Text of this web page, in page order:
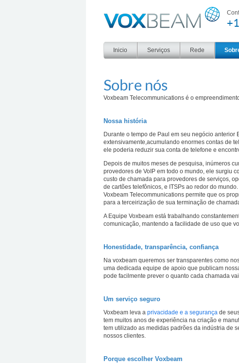
Inicio Serviços Rede
Sobre nós
Voxbeam Telecommunications é o
Nossa história
Durante o tempo de Paul em seu negócio anterior
extensivamente,acumulando enormes contas de
ele poderia reduzir sua conta de telefone e
Depois de muitos meses de pesquisa, inúmeros
provedores de VoIP em todo o mundo, ele surgiu
custo de chamada para provedores de serviços,
de cartões telefônicos, e ITSPs ao redor do
Voxbeam Telecommunications permite que os
para a terceirização de sua terminação de
A Equipe Voxbeam está trabalhando
comunicação, mantendo a facilidade de uso que
Honestidade, transparência, confiança
Na voxbeam queremos ser transparentes como
uma dedicada equipe de apoio que publicam
pode facilmente prever o quanto cada chamada
Um serviço seguro
Voxbeam leva a privacidade e a segurança de
tem muitos anos de experiência na criação e
tem utilizado as medidas padrões da indústria de
nossos clientes.
Porque escolher Voxbeam